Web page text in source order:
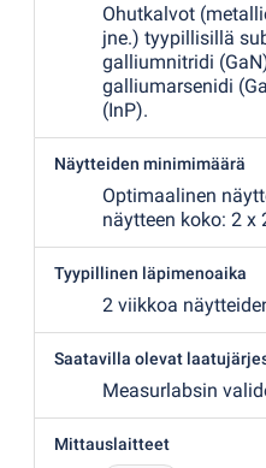
Ohutkalvot (
jne.) tyypillisillä
galliumnitridi (
galliumarsenidi (
(InP).
Näytteiden minimimäärä
Optimaalinen
näytteen koko: 2 x
Tyypillinen läpimenoaika
2 viikkoa
Saatavilla olevat
Measurlabsin
Mittauslaitteet